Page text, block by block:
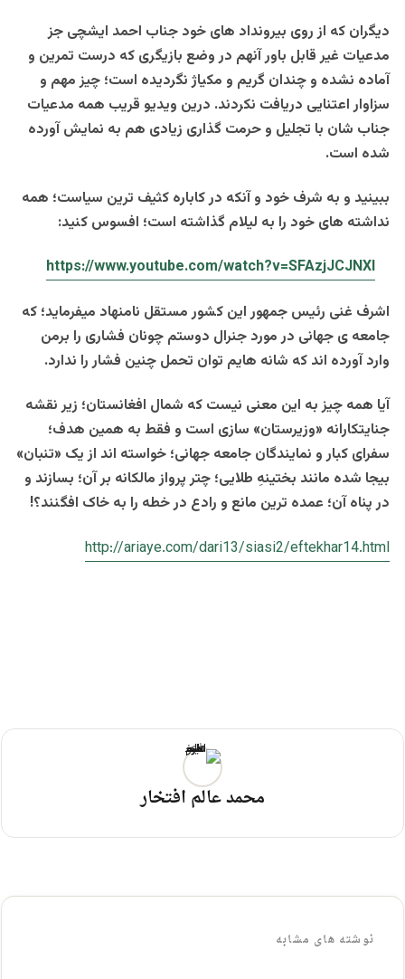
دیگران که از روی بیرونداد های خود جناب احمد ایشچی جز
مدعیات غیر قابل باور آنهم در وضع بازیگری که درست تمرین و
آماده نشده و چندان گریم و مکیاژ نگردیده است؛ چیز مهم و
سزاوار اعتنایی دریافت نکردند. درین ویدیو قریب همه مدعیات
جناب شان با تجلیل و حرمت گذاری زیادی هم به نمایش آورده
شده است.
ببینید و به شرف خود و آنکه در کاباره کثیف ترین سیاست؛ همه
نداشته های خود را به لیلام گذاشته است؛ افسوس کنید:
https://www.youtube.com/watch?v=SFAzjJCJNXI
اشرف غنی رئیس جمهور این کشور مستقل نامنهاد میفرماید؛ که
جامعه ی جهانی در مورد جنرال دوستم چونان فشاری را برمن
وارد آورده اند که شانه هایم توان تحمل چنین فشار را ندارد.
آیا همه چیز به این معنی نیست که شمال افغانستان؛ زیر نقشه
جنایتکارانه «وزیرستان» سازی است و فقط به همین هدف؛
سفرای کبار و نمایندگان جامعه جهانی؛ خواسته اند از یک «تنبان»
بیجا شده مانند بختینهِ طلایی؛ چتر پرواز مالکانه بر آن؛ بسازند و
در پناه آن؛ عمده ترین مانع و رادع در خطه را به خاک افگنند؟!
http://ariaye.com/dari13/siasi2/eftekhar14.html
محمد عالم افتخار
نوشته های مشابه